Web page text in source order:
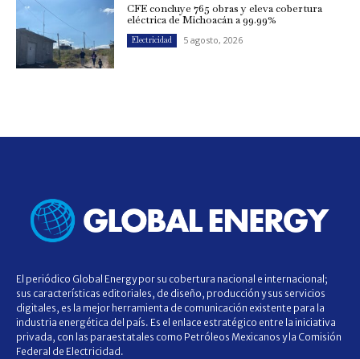
CFE concluye 765 obras y eleva cobertura
eléctrica de Michoacán a 99.99%
Electricidad 5 agosto, 2026
El periódico Global Energy por su cobertura nacional e internacional;
sus características editoriales, de diseño, producción y sus servicios
digitales, es la mejor herramienta de comunicación existente para la
industria energética del país. Es el enlace estratégico entre la iniciativa
privada, con las paraestatales como Petróleos Mexicanos y la Comisión
Federal de Electricidad.